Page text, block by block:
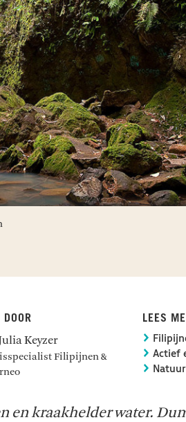
Keyzer
Filipijnen &
LEES
Actief
kraakhelder water.